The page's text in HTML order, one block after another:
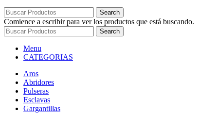
Search
Comience a escribir para ver los productos que está buscando.
Search
Menu
CATEGORIAS
Aros
Abridores
Pulseras
Esclavas
Gargantillas